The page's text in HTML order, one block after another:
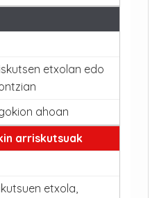
etxolan edo
ahoan
arriskutsuak
etxola,